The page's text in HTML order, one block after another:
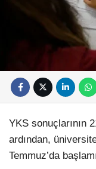
YKS sonuçlarının
ardından,
Temmuz’da